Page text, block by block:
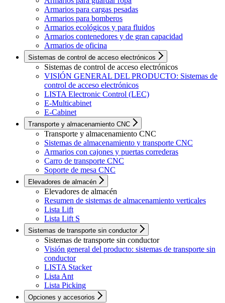
Armarios para cargas pesadas
Armarios para bomberos
Armarios ecológicos y para fluidos
Armarios contenedores y de gran capacidad
Armarios de oficina
Sistemas de control de acceso electrónicos
Sistemas de control de acceso electrónicos
VISIÓN GENERAL DEL PRODUCTO: Sistemas de
control de acceso electrónicos
LISTA Electronic Control (LEC)
E-Multicabinet
E-Cabinet
Transporte y almacenamiento CNC
Transporte y almacenamiento CNC
Sistemas de almacenamiento y transporte CNC
Armarios con cajones y puertas correderas
Carro de transporte CNC
Soporte de mesa CNC
Elevadores de almacén
Elevadores de almacén
Resumen de sistemas de almacenamiento verticales
Lista Lift
Lista Lift S
Sistemas de transporte sin conductor
Sistemas de transporte sin conductor
Visión general del producto: sistemas de transporte sin
conductor
LISTA Stacker
Lista Ant
Lista Picking
Opciones y accesorios